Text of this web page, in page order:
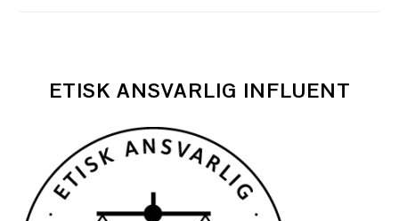
ETISK ANSVARLIG INFLUENT